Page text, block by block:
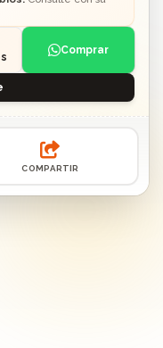
Comprar
o compartir enlace.
COMPARTIR